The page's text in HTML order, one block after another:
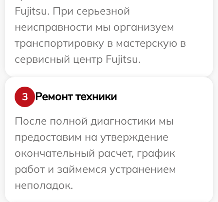
Fujitsu. При серьезной
неисправности мы организуем
транспортировку в мастерскую в
сервисный центр Fujitsu.
3
Ремонт техники
После полной диагностики мы
предоставим на утверждение
окончательный расчет, график
работ и займемся устранением
неполадок.